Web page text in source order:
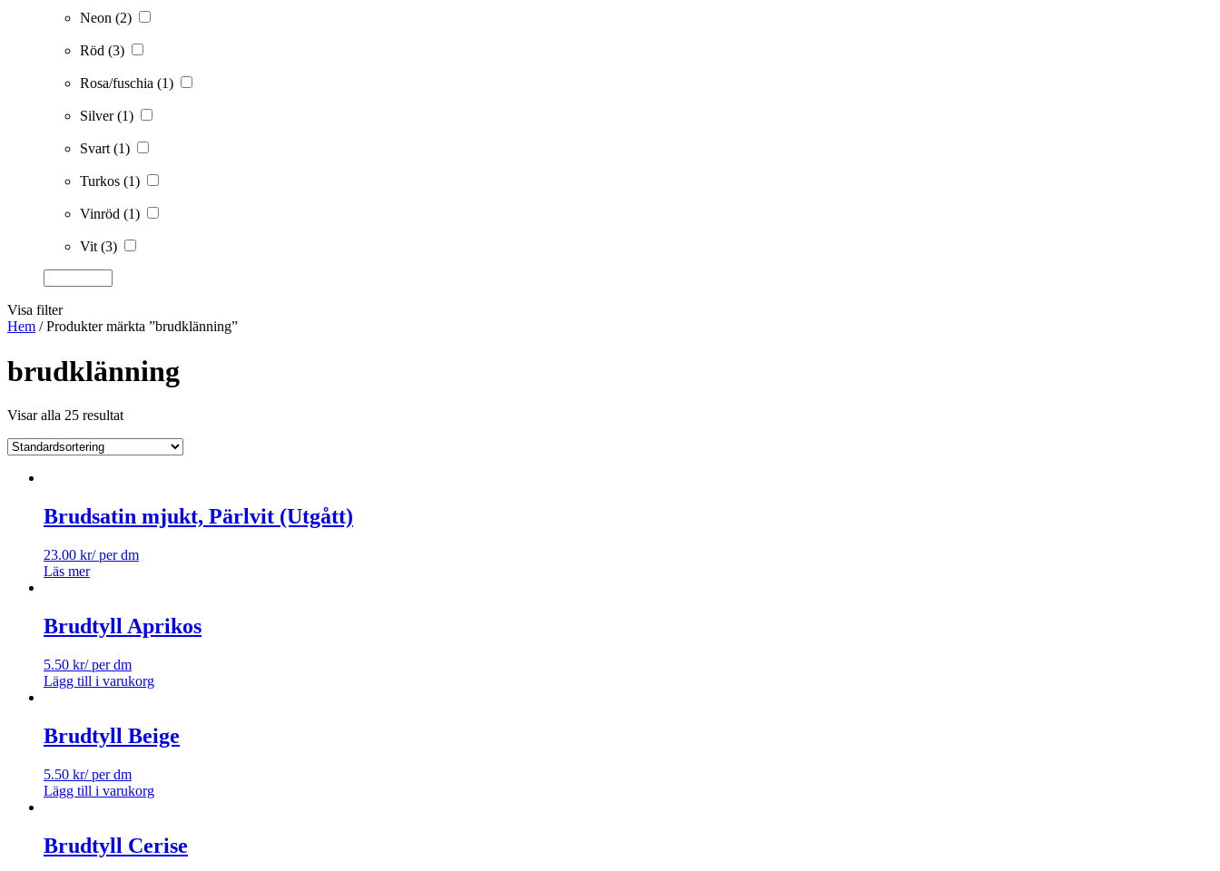
Neon (2)
Röd (3)
Rosa/fuschia (1)
Silver(1)
Svart(1)
Turkos (1)
Vinröd (1)
Vit(3)
Visa filter
Hem / Produkter märkta ”brudklänning”
brudklänning
Visar alla 25 resultat
Brudsatin mjukt, Pärlvit (Utgått)
23.00 kr/ per dm
Läs mer
Brudtyll Aprikos
5.50 kr/ per dm
Lägg till i varukorg
Brudtyll Beige
5.50 kr/ per dm
Lägg till i varukorg
Brudtyll Cerise